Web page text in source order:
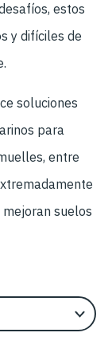
estos
y difíciles de
soluciones
para
entre
suelos